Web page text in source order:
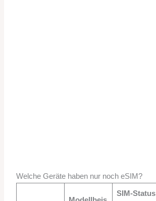
Welche Geräte haben nur noch eSIM?
SIM-Status